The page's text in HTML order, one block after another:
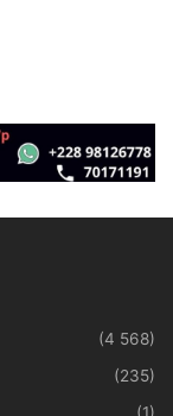
(4 568)
(235)